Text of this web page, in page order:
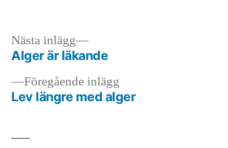
Inläggsnavigering
Föregående inlägg
inlägg:
Lev längre med alger
Nästa inlägg
Nästa
inlägg:
Alger är läkande